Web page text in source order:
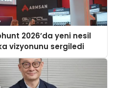
2026’da yeni nesil
vizyonunu sergiledi